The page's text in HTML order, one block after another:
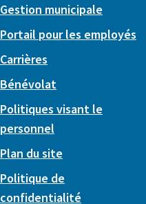
Gestion municipale
Portail pour les employés
Carrières
Bénévolat
Politiques visant le
personnel
Plan du site
Politique de
confidentialité